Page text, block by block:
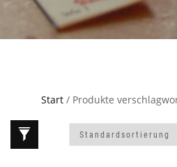
Start/ Produkte